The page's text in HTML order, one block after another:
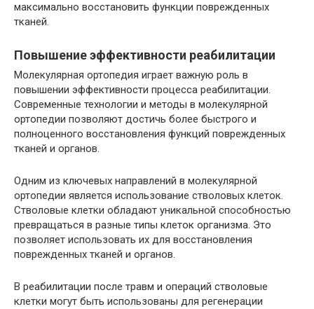
максимально восстановить функции поврежденных
тканей.
Повышение эффективности реабилитации
Молекулярная ортопедия играет важную роль в
повышении эффективности процесса реабилитации.
Современные технологии и методы в молекулярной
ортопедии позволяют достичь более быстрого и
полноценного восстановления функций поврежденных
тканей и органов.
Одним из ключевых направлений в молекулярной
ортопедии является использование стволовых клеток.
Стволовые клетки обладают уникальной способностью
превращаться в разные типы клеток организма. Это
позволяет использовать их для восстановления
поврежденных тканей и органов.
В реабилитации после травм и операций стволовые
клетки могут быть использованы для регенерации